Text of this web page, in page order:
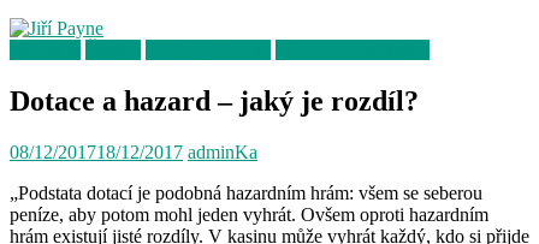
Dotace a hazard – jaký je rozdíl?
08/12/201718/12/2017 adminKa
„Podstata dotací je podobná hazardním hrám: všem se seberou
peníze, aby potom mohl jeden vyhrát. Ovšem oproti hazardním
hrám existují jisté rozdíly. V kasinu může vyhrát každý, kdo si přijde